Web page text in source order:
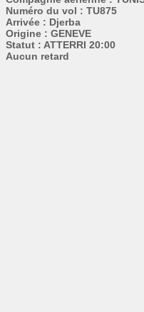
Numéro du vol : TU875
Arrivée : Djerba
Origine : GENEVE
Statut : ATTERRI 20:00
Aucun retard